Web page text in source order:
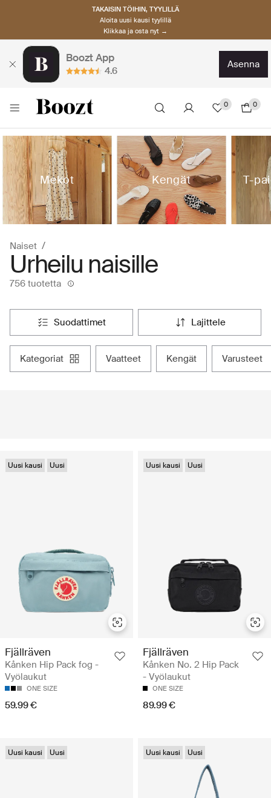
TAKAISIN TÖIHIN, TYYLILLÄ
Aloita uusi kausi tyylillä
Klikkaa ja osta nyt →
Boozt App
4.6
asenna
0 0
Mekot Kengät T-
Naiset
Urheilu naisille
756 tuotetta
suodattimet lajittele
kategoriat vaatteet kengät varusteet
Uusi kausi Uusi
Fjällräven
Kånken Hip Pack fog -
Vyölaukut
ONE SIZE
59.99 €
Uusi kausi Uusi
Fjällräven
Kånken No. 2 Hip Pack
- Vyölaukut
ONE SIZE
89.99 €
Uusi kausi Uusi Uusi kausi Uusi